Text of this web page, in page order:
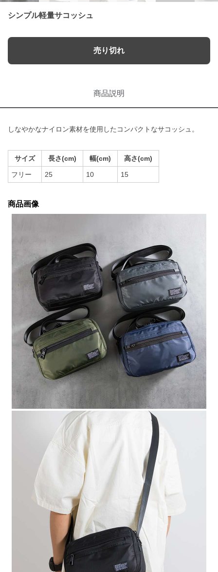
シンプル軽量サコッシュ
売り切れ
商品説明
しなやかなナイロン素材を使用したコンパクトなサコッシュ。
サイズ 長さ(cm) 幅(cm) 高さ(cm)
フリー 25 10 15
商品画像